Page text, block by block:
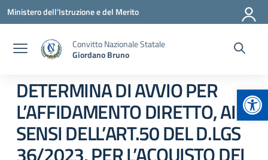
Vai ai contenuti
Vai al menu di navigazione
Vai al footer
Ministero dell'Istruzione e del Merito
Convitto Nazionale Statale
Giordano Bruno
DETERMINA DI AVVIO PER
L’AFFIDAMENTO DIRETTO, AI
SENSI DELL’ART.50 DEL D.LGS